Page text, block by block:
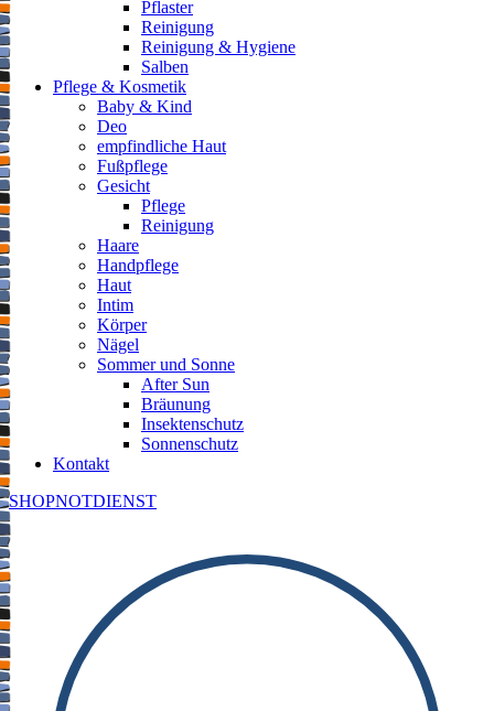
Pflaster
Reinigung
Reinigung & Hygiene
Salben
Pflege & Kosmetik
Baby & Kind
Deo
empfindliche Haut
Fußpflege
Gesicht
Pflege
Reinigung
Haare
Handpflege
Haut
Intim
Körper
Nägel
Sommer und Sonne
After Sun
Bräunung
Insektenschutz
Sonnenschutz
Kontakt
SHOPNOTDIENST